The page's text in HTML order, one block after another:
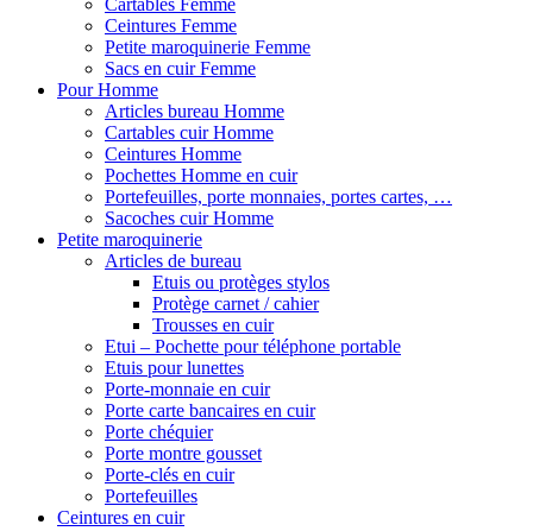
Cartables Femme
Ceintures Femme
Petite maroquinerie Femme
Sacs en cuir Femme
Pour Homme
Articles bureau Homme
Cartables cuir Homme
Ceintures Homme
Pochettes Homme en cuir
Portefeuilles, porte monnaies, portes cartes, …
Sacoches cuir Homme
Petite maroquinerie
Articles de bureau
Etuis ou protèges stylos
Protège carnet / cahier
Trousses en cuir
Etui – Pochette pour téléphone portable
Etuis pour lunettes
Porte-monnaie en cuir
Porte carte bancaires en cuir
Porte chéquier
Porte montre gousset
Porte-clés en cuir
Portefeuilles
Ceintures en cuir